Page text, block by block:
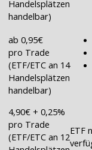
Handelsplätzen
handelbar)
ab 0,95€
pro Trade
(ETF/ETC an 14
Handelsplätzen
handelbar)
4,90€ + 0,25%
pro Trade
(ETF/ETC an 12
ETF